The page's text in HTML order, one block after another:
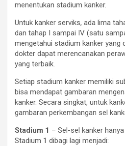
menentukan stadium kanker.
Untuk kanker serviks, ada lima
dan tahap I sampai IV (satu
mengetahui stadium kanker yang
dokter dapat merencanakan
yang terbaik.
Setiap stadium kanker memiliki
bisa mendapat gambaran
kanker. Secara singkat, untuk
gambaran perkembangan sel
Stadium 1 – Sel-sel kanker
Stadium 1 dibagi lagi menjadi: